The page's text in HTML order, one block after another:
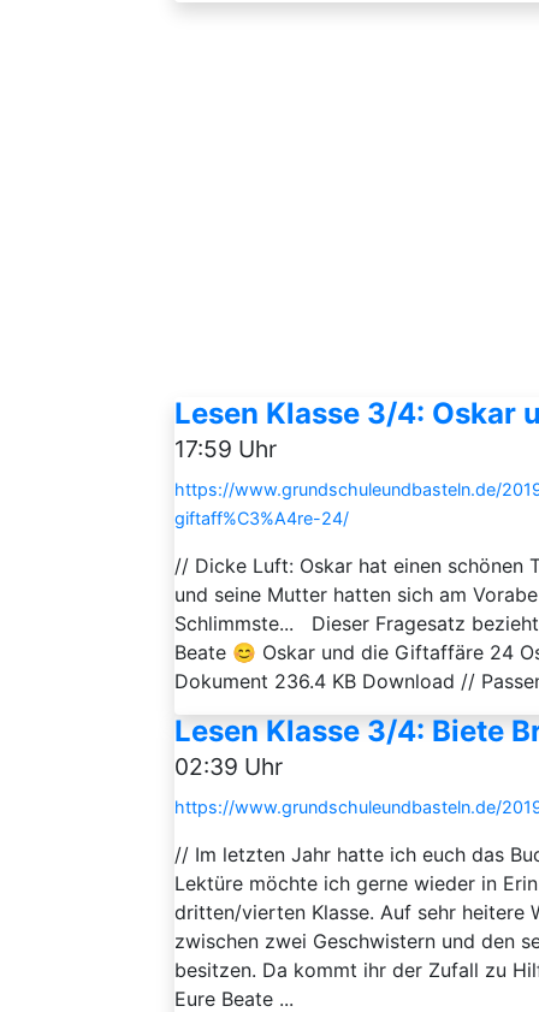
Lesen Klasse 3/4: Oskar
17:59 Uhr
https://www.grundschuleundbasteln.de/
giftaff%C3%A4re-24/
// Dicke Luft: Oskar hat einen schönen
und seine Mutter hatten sich am
Schlimmste... Dieser Fragesatz
Beate 😊 Oskar und die Giftaffäre 24
Dokument 236.4 KB Download //
Lesen Klasse 3/4: Biete
02:39 Uhr
https://www.grundschuleundbasteln.de/
// Im letzten Jahr hatte ich euch das
Lektüre möchte ich gerne wieder in
dritten/vierten Klasse. Auf sehr heitere
zwischen zwei Geschwistern und den
besitzen. Da kommt ihr der Zufall zu
Eure Beate ...